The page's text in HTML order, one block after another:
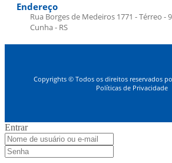
Endereço
Rua Borges de Medeiros 1771 - Térreo -
Cunha - RS
Copyrights © Todos os direitos reservados
Políticas de Privacidade
Entrar